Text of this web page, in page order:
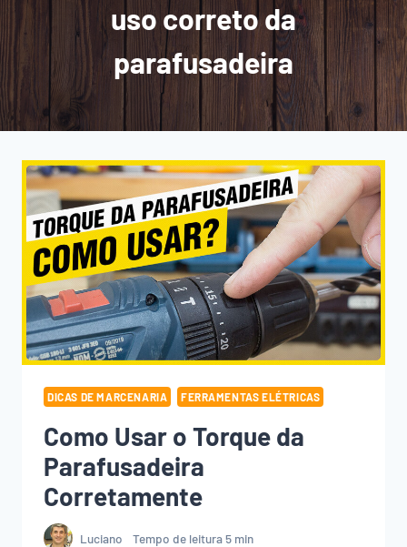
uso correto da
parafusadeira
DICAS DE MARCENARIA FERRAMENTAS ELÉTRICAS
Como Usar o Torque da
Parafusadeira
Corretamente
Luciano Tempo de leitura5 min